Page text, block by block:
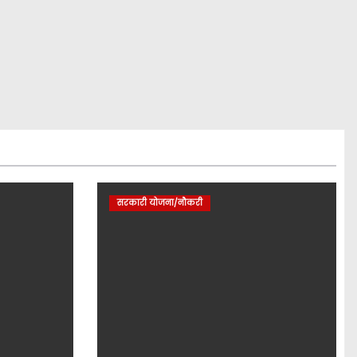
सरकारी योजना/नौकरी